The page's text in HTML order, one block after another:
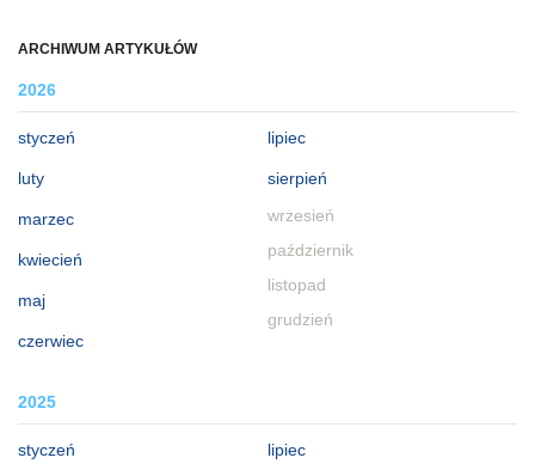
ARCHIWUM ARTYKUŁÓW
2026
styczeń
luty
marzec
kwiecień
maj
czerwiec
lipiec
sierpień
wrzesień
październik
listopad
grudzień
2025
styczeń lipiec